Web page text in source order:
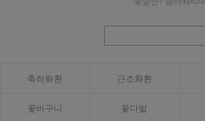
축하화환 근조화환
꽃바구니 꽃다발